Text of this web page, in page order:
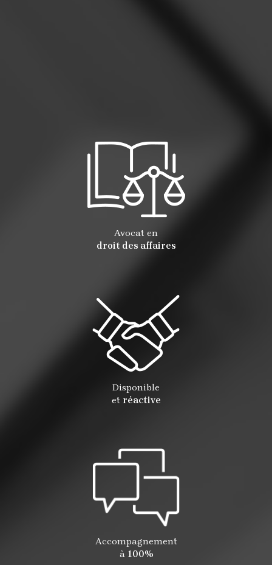
Avocat en
droit des affaires
Disponible
et réactive
Accompagnement
à 100%